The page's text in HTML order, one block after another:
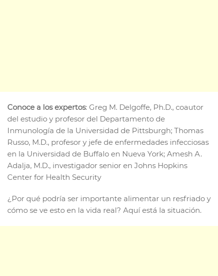
Conoce a los expertos: Greg M. Delgoffe, Ph.D., coautor
del estudio y profesor del Departamento de
Inmunología de la Universidad de Pittsburgh; Thomas
Russo, M.D., profesor y jefe de enfermedades infecciosas
en la Universidad de Buffalo en Nueva York; Amesh A.
Adalja, M.D., investigador senior en Johns Hopkins
Center for Health Security
¿Por qué podría ser importante alimentar un resfriado y
cómo se ve esto en la vida real? Aquí está la situación.